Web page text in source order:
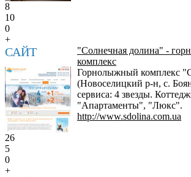
8
10
0
+
САЙТ
"Солнечная долина" -
комплекс
Горнолыжный комплекс
(Новоселицкий р-н, с.
сервиса: 4 звезды.
"Апартаменты", "Люкс".
http://www.sdolina.com.ua
26
5
0
+